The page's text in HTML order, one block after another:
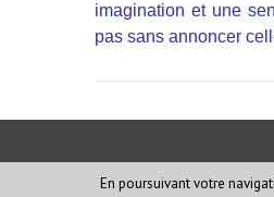
imagination et une
pas sans annoncer
En poursuivant votre